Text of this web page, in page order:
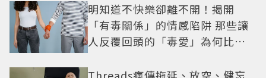
明知道不快樂卻離不開！揭開
「有毒關係」的情感陷阱 那些讓
人反覆回頭的「毒愛」為何比菸